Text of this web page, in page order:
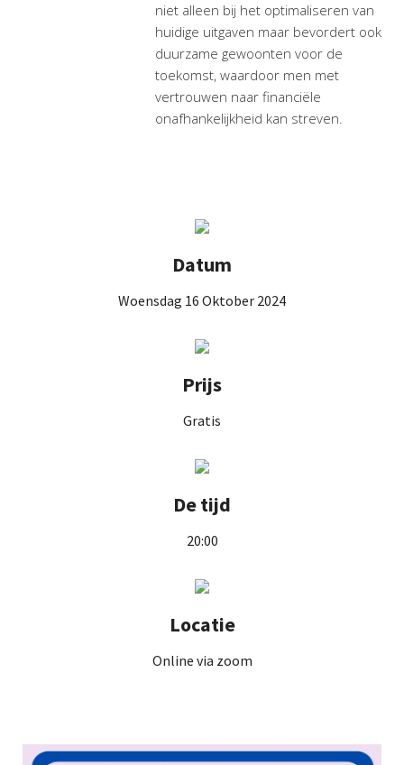
niet alleen bij het optimaliseren van
huidige uitgaven maar bevordert ook
duurzame gewoonten voor de
toekomst, waardoor men met
vertrouwen naar financiële
onafhankelijkheid kan streven.
Datum
Woensdag 16 Oktober 2024
Prijs
Gratis
De tijd
20:00
Locatie
Online via zoom